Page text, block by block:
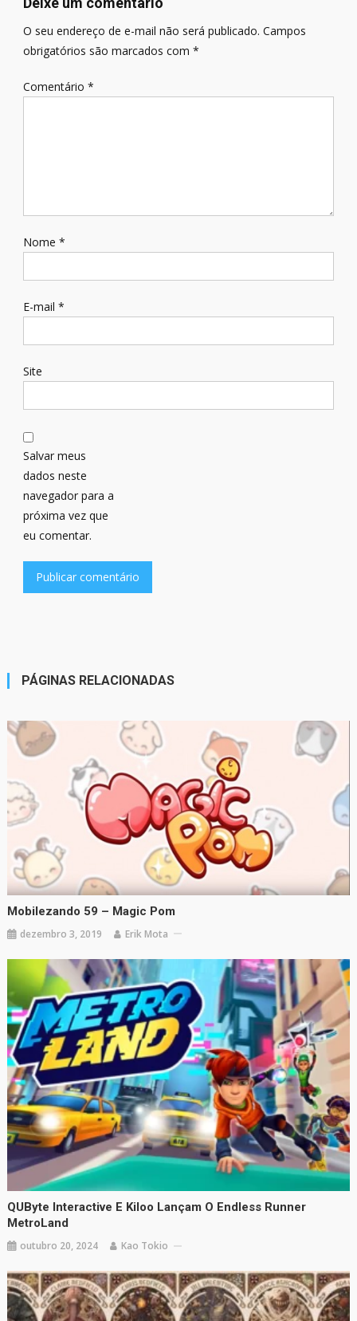
O seu endereço de e-mail não será publicado. Campos
obrigatórios são marcados com *
Comentário *
Nome *
E-mail *
Site
Salvar meus
dados neste
navegador para a
próxima vez que
eu comentar.
PÁGINAS RELACIONADAS
Mobilezando 59 – Magic Pom
dezembro 3, 2019 Erik Mota
QUByte Interactive E Kiloo Lançam O Endless Runner
MetroLand
outubro 20, 2024 Kao Tokio